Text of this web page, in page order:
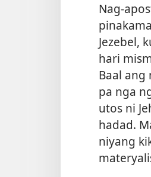
Nag-
Jezebel,
hari
Baal
pa nga
utos ni
hadad.
niyang